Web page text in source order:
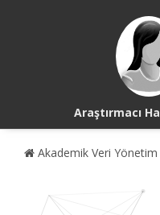
Araştırmacı
Akademik Veri